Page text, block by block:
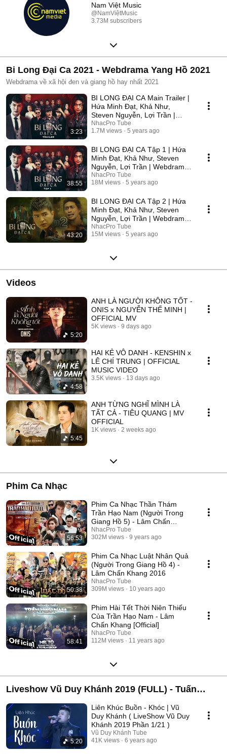
Nam Việt Music
@NamViệtMusic
3.73M subscribers
Bi Long Đại Ca 2021 - Webdrama Yang Hồ 2021
Webdrama về xã hội đen và giang hồ hay nhất 2021
3:23
BI LONG ĐẠI CA Main Trailer |
Hứa Minh Đạt, Khả Như,
Steven Nguyễn, Lợi Trần |
Webdrama Yang Hồ 2021
NhacPro Tube
1.7M views
5 years ago
38:55
BI LONG ĐẠI CA Tập 1 | Hứa
Minh Đạt, Khả Như, Steven
Nguyễn, Lợi Trần | Webdrama
Yang Hồ 2021
NhacPro Tube
18M views
5 years ago
43:20
BI LONG ĐẠI CA Tập 2 | Hứa
Minh Đạt, Khả Như, Steven
Nguyễn, Lợi Trần | Webdrama
Yang Hồ 2021
NhacPro Tube
15M views
5 years ago
Videos
5:20
ANH LÀ NGƯỜI KHÔNG TỐT -
ONIS x NGUYỄN THẾ MINH |
OFFICIAL MV
5K views 9 days ago
4:58
HAI KẺ VÔ DANH - KENSHIN x
LÊ CHÍ TRUNG | OFFICIAL
MUSIC VIDEO
3.5K views 13 days ago
5:45
ANH TỪNG NGHĨ MÌNH LÀ
TẤT CẢ - TIÊU QUANG | MV
OFFICIAL
1K views 2 weeks ago
Phim Ca Nhạc
56:53
Phim Ca Nhạc Thần Thám
Trần Hạo Nam (Người Trong
Giang Hồ 5) - Lâm Chấn
Khang 2017
NhacPro Tube
302M views
9 years ago
50:38
Phim Ca Nhạc Luật Nhân Quả
(Người Trong Giang Hồ 4) -
Lâm Chấn Khang 2016
NhacPro Tube
309M views
10 years ago
58:41
Phim Hài Tết Thời Niên Thiếu
Của Trần Hạo Nam - Lâm
Chấn Khang [Official]
NhacPro Tube
112M views
11 years ago
Liveshow Vũ Duy Khánh 2019 (FULL) - Tuấn
Hưng , Đạt G , Dương Hoàng Yến
5:20
Liên Khúc Buồn - Khóc | Vũ
Duy Khánh ( LiveShow Vũ Duy
Khánh 2019 Phần 1/21 )
Vũ Duy Khánh Tube
41K views
6 years ago